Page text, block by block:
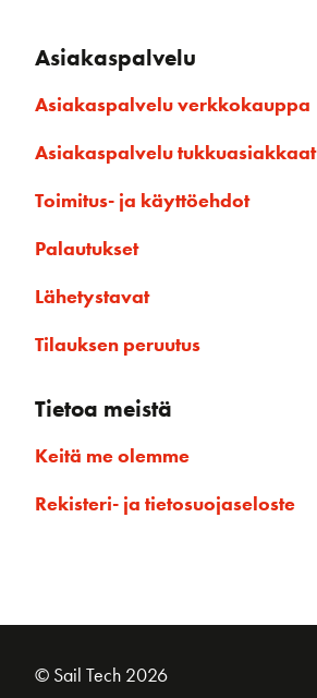
Asiakaspalvelu
Asiakaspalvelu verkkokauppa
Asiakaspalvelu tukkuasiakkaat
Toimitus- ja käyttöehdot
Palautukset
Lähetystavat
Tilauksen peruutus
Tietoa meistä
Keitä me olemme
Rekisteri- ja tietosuojaseloste
© Sail Tech 2026